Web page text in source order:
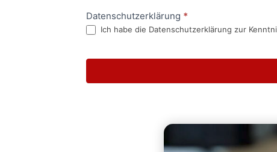
Datenschutzerklärung *
Ich habe die Datenschutzerklärung zur